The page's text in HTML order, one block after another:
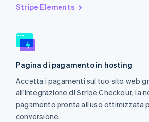
Stripe Elements
Pagina di pagamento in hosting
Accetta i pagamenti sul tuo sito web
all'integrazione di Stripe Checkout, la
pagamento pronta all'uso ottimizzata
conversione.
Repubblica Ceca
English
Singapore
Slovacchia
English
Slovenia
EnglishItaliano
Spagna
EspañolEnglish